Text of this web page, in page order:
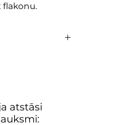
un bez atlikumu
un spīdīgo
pēc izvēles.
spīduma kārtu
atstāsi